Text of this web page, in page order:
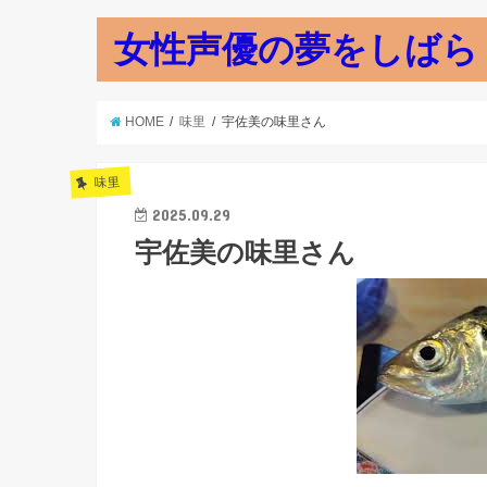
女性声優の夢をしば
HOME 味里 宇佐美の味里さん
味里
2025.09.29
宇佐美の味里さん